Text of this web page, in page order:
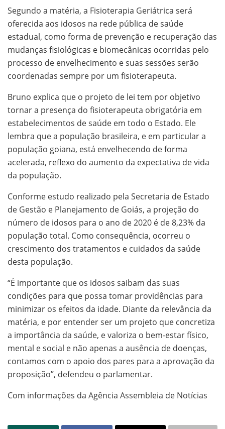
Segundo a matéria, a Fisioterapia Geriátrica será
oferecida aos idosos na rede pública de saúde
estadual, como forma de prevenção e recuperação das
mudanças fisiológicas e biomecânicas ocorridas pelo
processo de envelhecimento e suas sessões serão
coordenadas sempre por um fisioterapeuta.
Bruno explica que o projeto de lei tem por objetivo
tornar a presença do fisioterapeuta obrigatória em
estabelecimentos de saúde em todo o Estado. Ele
lembra que a população brasileira, e em particular a
população goiana, está envelhecendo de forma
acelerada, reflexo do aumento da expectativa de vida
da população.
Conforme estudo realizado pela Secretaria de Estado
de Gestão e Planejamento de Goiás, a projeção do
número de idosos para o ano de 2020 é de 8,23% da
população total. Como consequência, ocorreu o
crescimento dos tratamentos e cuidados da saúde
desta população.
“É importante que os idosos saibam das suas
condições para que possa tomar providências para
minimizar os efeitos da idade. Diante da relevância da
matéria, e por entender ser um projeto que concretiza
a importância da saúde, e valoriza o bem-estar físico,
mental e social e não apenas a ausência de doenças,
contamos com o apoio dos pares para a aprovação da
proposição”, defendeu o parlamentar.
Com informações da Agência Assembleia de Notícias